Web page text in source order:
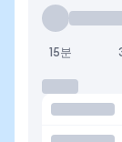
15분